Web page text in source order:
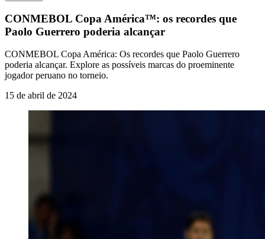
CONMEBOL Copa América™: os recordes que
Paolo Guerrero poderia alcançar
CONMEBOL Copa América: Os recordes que Paolo Guerrero
poderia alcançar. Explore as possíveis marcas do proeminente
jogador peruano no torneio.
15 de abril de 2024